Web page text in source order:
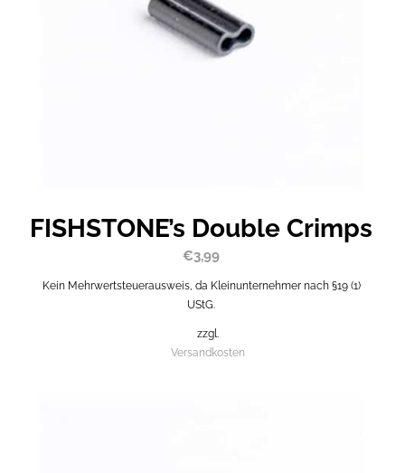
FISHSTONE’s Double Crimps
€3,99
Kein Mehrwertsteuerausweis, da Kleinunternehmer nach §19 (1)
UStG.
zzgl.
Versandkosten